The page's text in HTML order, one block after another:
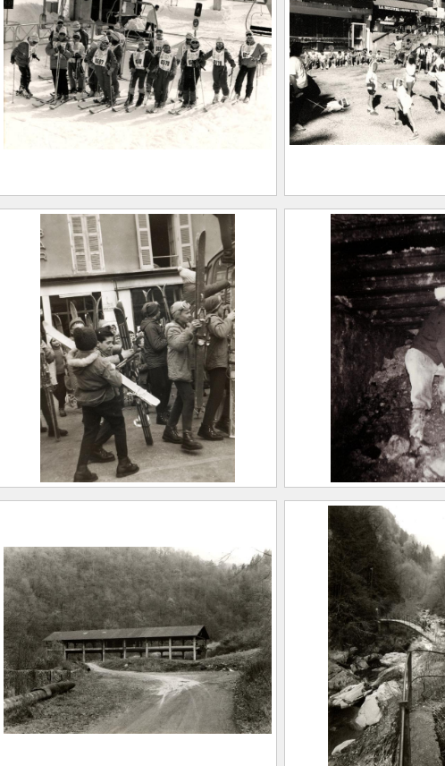
Groupe de jeunes skieurs
devant le télésiège de Grand
Paul
2021.0.188
Activités
d’Allevard
2021.0.189
Groupe d’enfants prêts pour le
2021.0.190
Expédition
mine de la Taillat
géologue dans
2021.0.195